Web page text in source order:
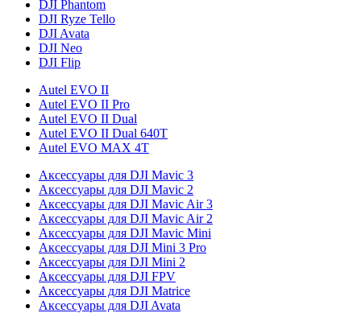
DJI Phantom
DJI Ryze Tello
DJI Avata
DJI Neo
DJI Flip
Autel EVO II
Autel EVO II Pro
Autel EVO II Dual
Autel EVO II Dual 640T
Autel EVO MAX 4T
Аксессуары для DJI Mavic 3
Аксессуары для DJI Mavic 2
Аксессуары для DJI Mavic Air 3
Аксессуары для DJI Mavic Air 2
Аксессуары для DJI Mavic Mini
Аксессуары для DJI Mini 3 Pro
Аксессуары для DJI Mini 2
Аксессуары для DJI FPV
Аксессуары для DJI Matrice
Аксессуары для DJI Avata